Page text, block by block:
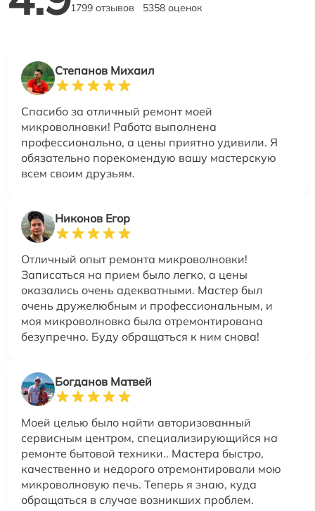
1799 отзывов 5358 оценок
Степанов Михаил
Спасибо за отличный ремонт моей
микроволновки! Работа выполнена
профессионально, а цены приятно удивили. Я
обязательно порекомендую вашу мастерскую
всем своим друзьям.
Никонов Егор
Отличный опыт ремонта микроволновки!
Записаться на прием было легко, а цены
оказались очень адекватными. Мастер был
очень дружелюбным и профессиональным, и
моя микроволновка была отремонтирована
безупречно. Буду обращаться к ним снова!
Богданов Матвей
Моей целью было найти авторизованный
сервисным центром, специализирующийся на
ремонте бытовой техники.. Мастера быстро,
качественно и недорого отремонтировали мою
микроволновую печь. Теперь я знаю, куда
обращаться в случае возникших проблем.